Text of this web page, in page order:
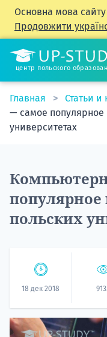
Основна мова сайту
Продовжити
центр польского
Главная Статьи и
— самое популярное
университетах
популярное
польских
18 дек 2018